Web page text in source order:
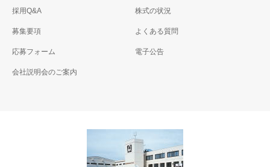
採用Q&A
募集要項
応募フォーム
会社説明会のご案内
株式の状況
よくある質問
電子公告